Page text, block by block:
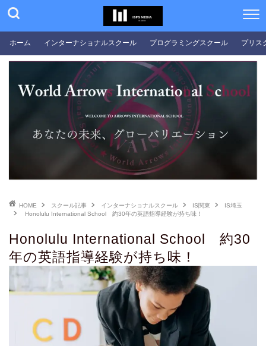
ホーム インターナショナルスクール プログラミングスクール プリス
HOME スクール記事 インターナショナルスクール IS関東
IS埼玉
Honolulu International School 約30年の英語指導経験が持ち味！
Honolulu International School 約30
年の英語指導経験が持ち味！